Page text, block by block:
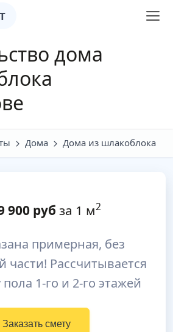
дома
Дома Дома из шлакоблока
900 руб за 1 м2
примерная, без
части! Рассчитывается
1-го и 2-го этажей
Заказать смету